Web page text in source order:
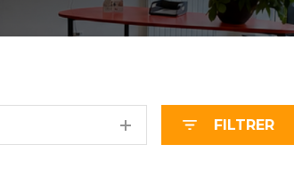
FILTRER